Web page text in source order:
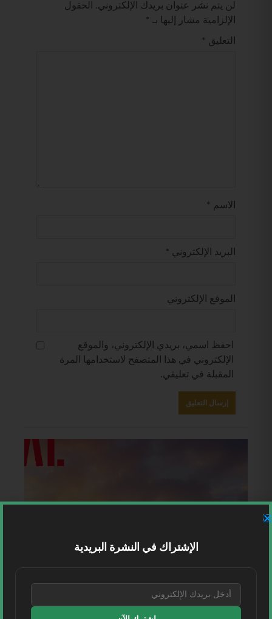
لن يتم نشر عنوان بريدك الإلكتروني.
الحقول
الإلزامية مشار إليها بـ
*
التعليق *
الاسم *
البريد الإلكتروني *
الموقع الإلكتروني
احفظ اسمي، بريدي الإلكتروني، والموقع
الإلكتروني في هذا المتصفح لاستخدامها المرة
المقبلة في تعليقي.
الإشتراك في النشرة البريدية